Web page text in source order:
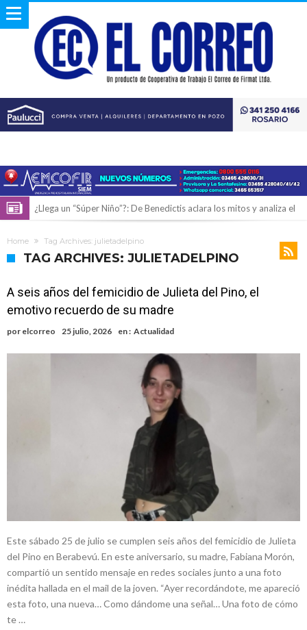
¿Llega un “Súper Niño”?: De Benedictis aclara los mitos y analiza el
Distinguieron a Ramiro Maldonado, el campeón juvenil de malambo
Elortondo: avanza el plan de pavimentación con la licitación de cinco
Comienza una mesa de lectura sobre literatura japonesa en la
Biblioteca Popular Nosotros
Sueño albiceleste: la arquera firmatense Jazmín David fue citada a la
Roxana Carabajal dejó su huella en la peña de Casino Melincué
Home Tag Archives: julietadelpino
TAG ARCHIVES: JULIETADELPINO
A seis años del femicidio de Julieta del Pino, el
emotivo recuerdo de su madre
por elcorreo 25 julio, 2026 en : Actualidad
Este sábado 25 de julio se cumplen seis años del femicidio de Julieta
del Pino en Berabevú. En este aniversario, su madre, Fabiana Morón,
compartió un sentido mensaje en redes sociales junto a una foto
inédita hallada en el mail de la joven. “Ayer recordándote, me apareció
esta foto, una nueva… Como dándome una señal… Una foto de cómo
te …